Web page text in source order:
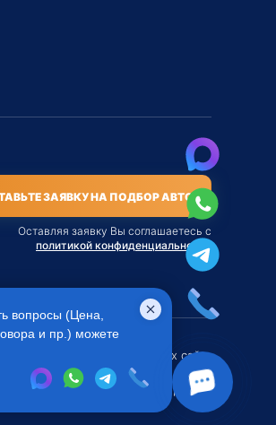
ЗАЯВКУ НА ПОДБОР АВТО
Оставляя заявку Вы соглашаетесь с
политикой конфиденциальности
Во всех остальных случаях сайт
носит исключительно
информационный характер.
вопросы (Цена,
и пр.) можете